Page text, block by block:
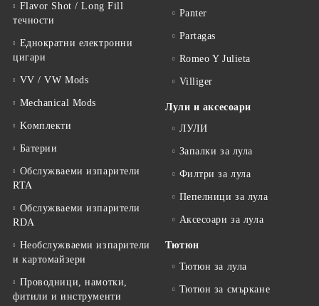
Flavor Shot / Long Fill
течности
Еднократни електронни
цигари
VV / VW Mods
Mechanical Mods
Kомплекти
Батерии
Обслужваеми изпарители
RTA
Обслужваеми изпарители
RDA
Необслужваеми изпарители
и картомайзери
Проводници, намотки,
фитили и инструменти
Panter
Partagas
Romeo Y Julieta
Villiger
Лули и аксесоари
ЛУЛИ
Запалки за лула
Филтри за лула
Пепелници за лула
Аксесоари за лула
Тютюн
Тютюн за лула
Тютюн за смъркане